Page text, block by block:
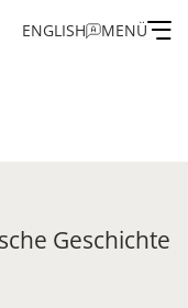
ENGLISH MENÜ
Geschichte